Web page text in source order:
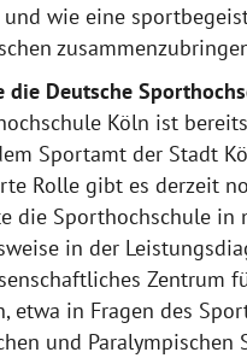
wie eine
die Deutsche
Köln ist
Sportamt der Stadt
Rolle gibt es derzeit
die Sporthochschule
in der
Zentrum
etwa in Fragen des
und